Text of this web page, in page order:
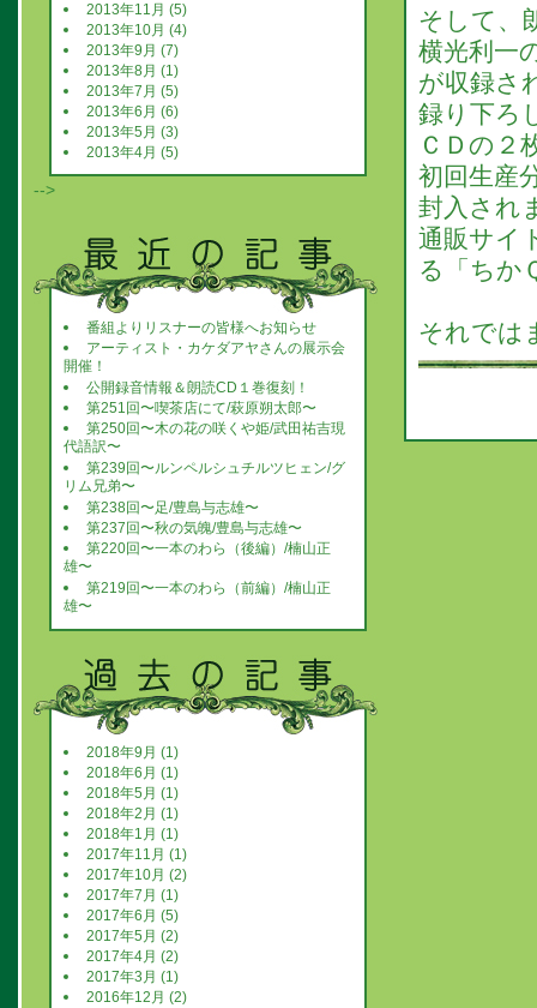
そして、
横光利一
が収録さ
録り下ろ
ＣＤの２
初回生産
封入され
通販サイ
る「ちか
それでは
2013年11月 (5)
2013年10月 (4)
2013年9月 (7)
2013年8月 (1)
2013年7月 (5)
2013年6月 (6)
2013年5月 (3)
2013年4月 (5)
-->
番組よりリスナーの皆様へお知らせ
アーティスト・カケダアヤさんの展示会
開催！
公開録音情報＆朗読CD１巻復刻！
第251回〜喫茶店にて/萩原朔太郎〜
第250回〜木の花の咲くや姫/武田祐吉現
代語訳〜
第239回〜ルンペルシュチルツヒェン/グ
リム兄弟〜
第238回〜足/豊島与志雄〜
第237回〜秋の気魄/豊島与志雄〜
第220回〜一本のわら（後編）/楠山正
雄〜
第219回〜一本のわら（前編）/楠山正
雄〜
2018年9月 (1)
2018年6月 (1)
2018年5月 (1)
2018年2月 (1)
2018年1月 (1)
2017年11月 (1)
2017年10月 (2)
2017年7月 (1)
2017年6月 (5)
2017年5月 (2)
2017年4月 (2)
2017年3月 (1)
2016年12月 (2)